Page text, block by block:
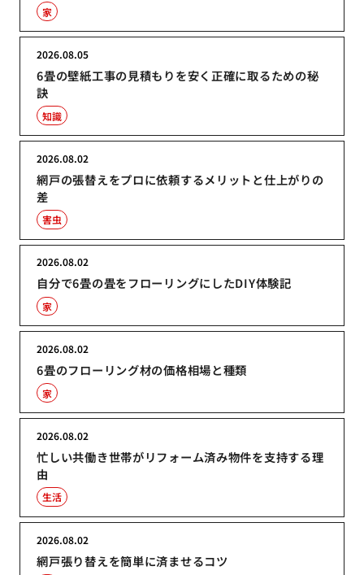
家
6畳の壁紙工事の見積もりを安く正確に取るための秘
訣
2026.08.05
知識
網戸の張替えをプロに依頼するメリットと仕上がりの
差
2026.08.02
害虫
自分で6畳の畳をフローリングにしたDIY体験記
2026.08.02
家
6畳のフローリング材の価格相場と種類
2026.08.02
家
忙しい共働き世帯がリフォーム済み物件を支持する理
由
2026.08.02
生活
網戸張り替えを簡単に済ませるコツ
2026.08.02